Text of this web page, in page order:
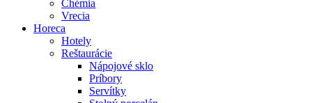
Chémia
Vrecia
Horeca
Hotely
Reštaurácie
Nápojové sklo
Príbory
Servítky